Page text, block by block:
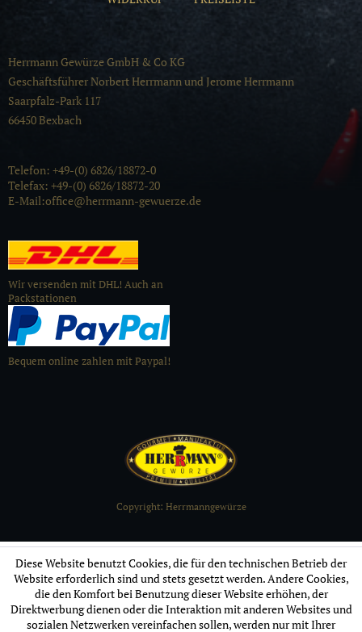
Herrmann Gewürze GmbH & Co KG
Geschäftsführer Norbert Herrmann und Jerome Herrmann
Saarpfalz-Park 117
66450 Bexbach
Telefon: +49-(0) 6826/18872-0
Telefax: +49-(0) 6826/18872-20
E-Mail:office@herrmann-gewuerze.de
Wir versenden mit DHL! Auch an
Packstationen
Bequem online zahlen mit Paypal!
Copyright: Herrmanngewürze
Diese Website benutzt Cookies, die für den technischen Betrieb der
Website erforderlich sind und stets gesetzt werden. Andere Cookies,
die den Komfort bei Benutzung dieser Website erhöhen, der
Direktwerbung dienen oder die Interaktion mit anderen Websites und
sozialen Netzwerken vereinfachen sollen, werden nur mit Ihrer